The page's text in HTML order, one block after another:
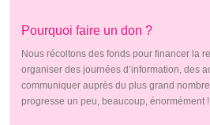
Pourquoi faire un don ?
Nous récoltons des fonds pour financer la
organiser des journées d’information, des
communiquer auprès du plus grand
progresse un peu, beaucoup, énormément !